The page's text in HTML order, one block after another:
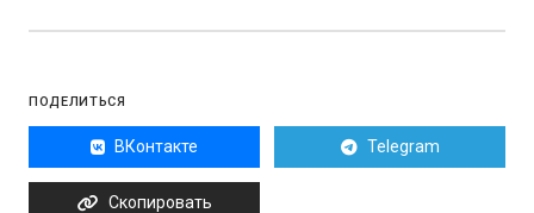
ПОДЕЛИТЬСЯ
ВКонтакте Telegram
Скопировать